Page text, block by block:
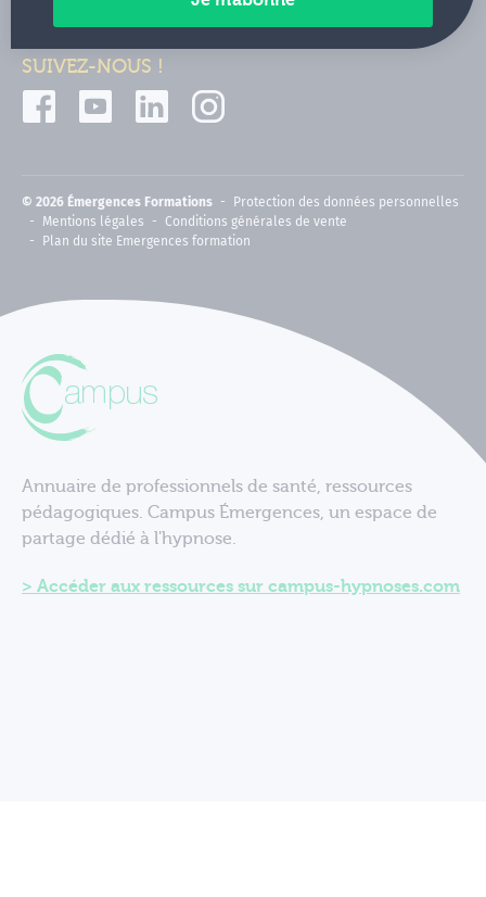
Paiements sécurisés
SUIVEZ-NOUS !
© 2026 Émergences Formations
Protection des données personnelles
Mentions légales
Conditions générales de vente
Plan du site Emergences formation
Annuaire de professionnels de santé, ressources
pédagogiques. Campus Émergences, un espace de
partage dédié à l'hypnose.
Accéder aux ressources sur campus-hypnoses.com